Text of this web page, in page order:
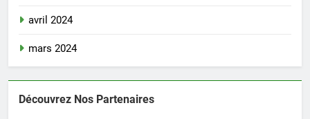
avril 2024
mars 2024
Découvrez Nos Partenaires